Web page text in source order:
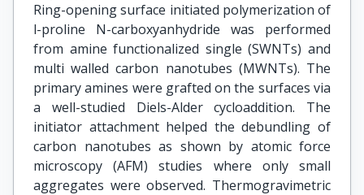
Ring-opening surface initiated polymerization of
l-proline N-carboxyanhydride was performed
from amine functionalized single (SWNTs) and
multi walled carbon nanotubes (MWNTs). The
primary amines were grafted on the surfaces via
a well-studied Diels-Alder cycloaddition. The
initiator attachment helped the debundling of
carbon nanotubes as shown by atomic force
microscopy (AFM) studies where only small
aggregates were observed. Thermogravimetric